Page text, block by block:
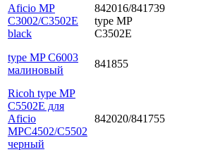
Aficio MP
C3002/C3502E
black
842016/841739
type MP
C3502E
type MP C6003
малиновый
841855
Ricoh type MP
C5502E для
Aficio
MPC4502/C5502
черный
842020/841755